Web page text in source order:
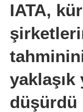
IATA,
yaklaşık
düşürdü